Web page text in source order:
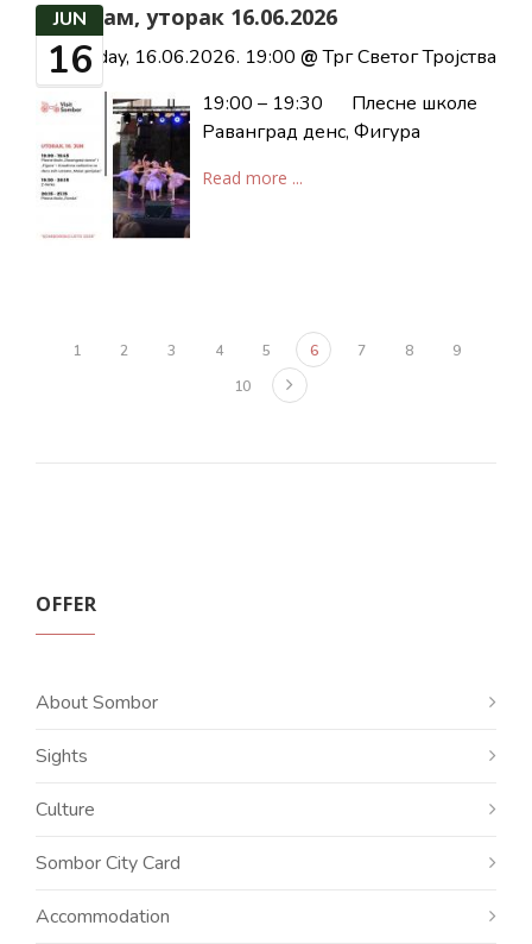
JUN
16
Програм, уторак 16.06.2026
Tuesday, 16.06.2026. 19:00 @Трг Светог Тројства
19:00 – 19:30 Плесне школе
Раванград денс, Фигура
Read more ...
1 2 3 4 5 6 7 8
9
10
OFFER
About Sombor
Sights
Culture
Sombor City Card
Accommodation